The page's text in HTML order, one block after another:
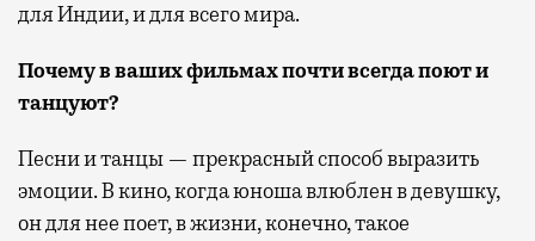
для Индии, и для всего мира.
Почему в ваших фильмах почти всегда поют и
танцуют?
Песни и танцы — прекрасный способ выразить
эмоции. В кино, когда юноша влюблен в девушку,
он для нее поет, в жизни, конечно, такое